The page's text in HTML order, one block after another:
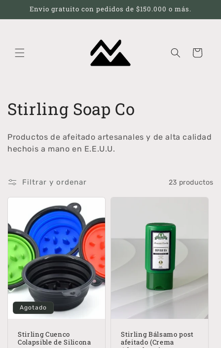
directamente
al contenido
Envio gratuito con pedidos de $150.000 o más.
Carrito
C
o
l
c
i
ó
n
:
Stirling Soap Co
Productos de afeitado artesanales y de alta calidad
hechois a mano en E.E.U.U.
Filtrar y ordenar 23 productos
Agotado
Stirling Cuenco
Colapsible de Silicona
Stirling Bálsamo post
afeitado (Crema